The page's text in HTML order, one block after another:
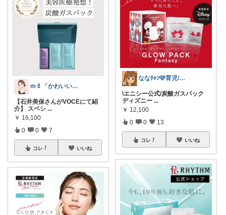
m💄「かわいい」は、作れる。
【石井美保さんがVOCEにて紹
介】 スペシ ...
￥ 16,100
0 0 7
コレ いいね
ななﾁｬﾝ🩷育児/ピンク🎀ROOM
\エニシー公式/炭酸ガスパック
ディズニー ...
￥ 12,100
0 0 13
コレ いいね